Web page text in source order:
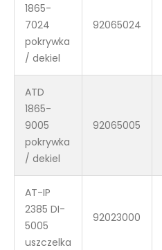
1865-
7024
pokrywka
/ dekiel
92065024
ATD
1865-
9005
pokrywka
/ dekiel
92065005
AT-IP
2385 DI-
5005
uszczelka
92023000